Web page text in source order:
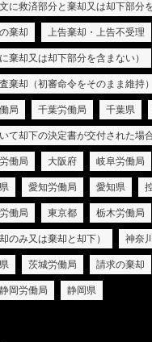
に救済部分と棄却又は却下部分を
棄却 上告棄却・上告不受理
棄却又は却下部分を含まない）
棄却（初審命令をそのまま維持）
局 千葉労働局 千葉県
て却下の決定書が交付された場合
働局 大阪府 岐阜労働局
愛知労働局 愛知県
働局 東京都 栃木労働局
のみ又は棄却と却下） 神奈
茨城労働局 請求の棄却
静岡労働局 静岡県